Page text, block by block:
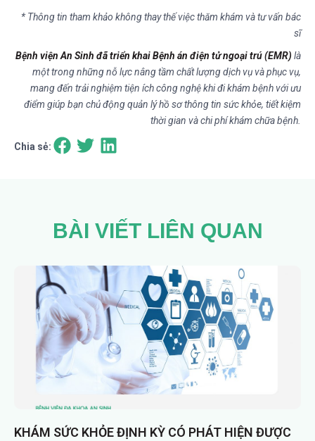
* Thông tin tham khảo không thay thế việc thăm khám và tư vấn bác
sĩ
Bệnh viện An Sinh đã triển khai Bệnh án điện tử ngoại trú (EMR) là
một trong những nỗ lực nâng tầm chất lượng dịch vụ và phục vụ,
mang đến trải nghiệm tiện ích công nghệ khi đi khám bệnh với ưu
điểm giúp bạn chủ động quản lý hồ sơ thông tin sức khỏe, tiết kiệm
thời gian và chi phí khám chữa bệnh.
Chia sẻ:
BÀI VIẾT LIÊN QUAN
KHÁM SỨC KHỎE ĐỊNH KỲ CÓ PHÁT HIỆN ĐƯỢC